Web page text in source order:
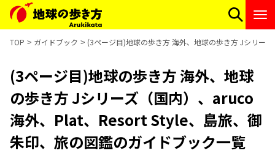
TOP ガイドブック (3ページ目)地球の歩き方 海外、地球の歩き方 Jシリー
(3ページ目)地球の歩き方 海外、地球
の歩き方 Jシリーズ（国内）、aruco
海外、Plat、Resort Style、島旅、御
朱印、旅の図鑑のガイドブック一覧